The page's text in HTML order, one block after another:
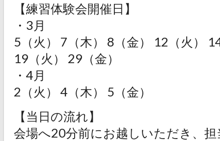
【練習体験会開催日】
・3月
5（火） 7（木） 8（金） 12（火）
19（火） 29（金）
・4月
2（火） 4（木） 5（金）
【当日の流れ】
会場へ20分前にお越しいただき、